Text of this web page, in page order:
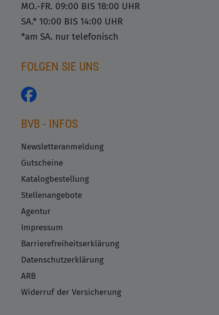
MO.-FR. 09:00 BIS 18:00 UHR
SA.* 10:00 BIS 14:00 UHR
*am SA. nur telefonisch
FOLGEN SIE UNS
BVB - INFOS
Newsletteranmeldung
Gutscheine
Katalogbestellung
Stellenangebote
Agentur
Impressum
Barrierefreiheitserklärung
Datenschutzerklärung
ARB
Widerruf der Versicherung